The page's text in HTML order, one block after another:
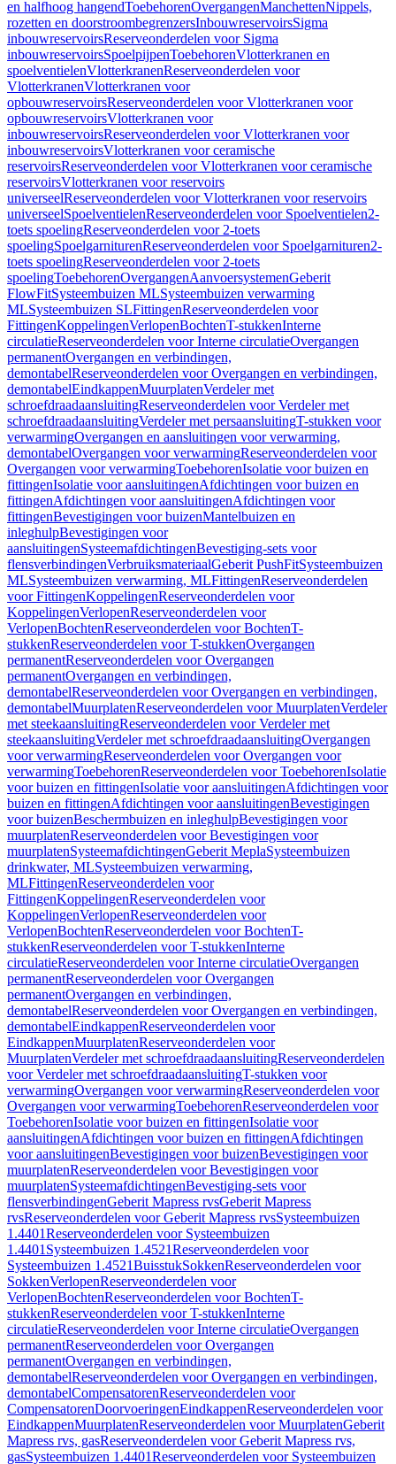
en halfhoog hangendToebehorenOvergangenManchettenNippels,
rozetten en doorstroombegrenzersInbouwreservoirsSigma
inbouwreservoirsReserveonderdelen voor Sigma
inbouwreservoirsSpoelpijpenToebehorenVlotterkranen en
spoelventielenVlotterkranenReserveonderdelen voor
VlotterkranenVlotterkranen voor
opbouwreservoirsReserveonderdelen voor Vlotterkranen voor
opbouwreservoirsVlotterkranen voor
inbouwreservoirsReserveonderdelen voor Vlotterkranen voor
inbouwreservoirsVlotterkranen voor ceramische
reservoirsReserveonderdelen voor Vlotterkranen voor ceramische
reservoirsVlotterkranen voor reservoirs
universeelReserveonderdelen voor Vlotterkranen voor reservoirs
universeelSpoelventielenReserveonderdelen voor Spoelventielen2-
toets spoelingReserveonderdelen voor 2-toets
spoelingSpoelgarniturenReserveonderdelen voor Spoelgarnituren2-
toets spoelingReserveonderdelen voor 2-toets
spoelingToebehorenOvergangenAanvoersystemenGeberit
FlowFitSysteembuizen MLSysteembuizen verwarming
MLSysteembuizen SLFittingenReserveonderdelen voor
FittingenKoppelingenVerlopenBochtenT-stukkenInterne
circulatieReserveonderdelen voor Interne circulatieOvergangen
permanentOvergangen en verbindingen,
demontabelReserveonderdelen voor Overgangen en verbindingen,
demontabelEindkappenMuurplatenVerdeler met
schroefdraadaansluitingReserveonderdelen voor Verdeler met
schroefdraadaansluitingVerdeler met persaansluitingT-stukken voor
verwarmingOvergangen en aansluitingen voor verwarming,
demontabelOvergangen voor verwarmingReserveonderdelen voor
Overgangen voor verwarmingToebehorenIsolatie voor buizen en
fittingenIsolatie voor aansluitingenAfdichtingen voor buizen en
fittingenAfdichtingen voor aansluitingenAfdichtingen voor
fittingenBevestigingen voor buizenMantelbuizen en
inleghulpBevestigingen voor
aansluitingenSysteemafdichtingenBevestiging-sets voor
flensverbindingenVerbruiksmateriaalGeberit PushFitSysteembuizen
MLSysteembuizen verwarming, MLFittingenReserveonderdelen
voor FittingenKoppelingenReserveonderdelen voor
KoppelingenVerlopenReserveonderdelen voor
VerlopenBochtenReserveonderdelen voor BochtenT-
stukkenReserveonderdelen voor T-stukkenOvergangen
permanentReserveonderdelen voor Overgangen
permanentOvergangen en verbindingen,
demontabelReserveonderdelen voor Overgangen en verbindingen,
demontabelMuurplatenReserveonderdelen voor MuurplatenVerdeler
met steekaansluitingReserveonderdelen voor Verdeler met
steekaansluitingVerdeler met schroefdraadaansluitingOvergangen
voor verwarmingReserveonderdelen voor Overgangen voor
verwarmingToebehorenReserveonderdelen voor ToebehorenIsolatie
voor buizen en fittingenIsolatie voor aansluitingenAfdichtingen voor
buizen en fittingenAfdichtingen voor aansluitingenBevestigingen
voor buizenBeschermbuizen en inleghulpBevestigingen voor
muurplatenReserveonderdelen voor Bevestigingen voor
muurplatenSysteemafdichtingenGeberit MeplaSysteembuizen
drinkwater, MLSysteembuizen verwarming,
MLFittingenReserveonderdelen voor
FittingenKoppelingenReserveonderdelen voor
KoppelingenVerlopenReserveonderdelen voor
VerlopenBochtenReserveonderdelen voor BochtenT-
stukkenReserveonderdelen voor T-stukkenInterne
circulatieReserveonderdelen voor Interne circulatieOvergangen
permanentReserveonderdelen voor Overgangen
permanentOvergangen en verbindingen,
demontabelReserveonderdelen voor Overgangen en verbindingen,
demontabelEindkappenReserveonderdelen voor
EindkappenMuurplatenReserveonderdelen voor
MuurplatenVerdeler met schroefdraadaansluitingReserveonderdelen
voor Verdeler met schroefdraadaansluitingT-stukken voor
verwarmingOvergangen voor verwarmingReserveonderdelen voor
Overgangen voor verwarmingToebehorenReserveonderdelen voor
ToebehorenIsolatie voor buizen en fittingenIsolatie voor
aansluitingenAfdichtingen voor buizen en fittingenAfdichtingen
voor aansluitingenBevestigingen voor buizenBevestigingen voor
muurplatenReserveonderdelen voor Bevestigingen voor
muurplatenSysteemafdichtingenBevestiging-sets voor
flensverbindingenGeberit Mapress rvsGeberit Mapress
rvsReserveonderdelen voor Geberit Mapress rvsSysteembuizen
1.4401Reserveonderdelen voor Systeembuizen
1.4401 Systeembuizen 1.4521Reserveonderdelen voor
Systeembuizen 1.4521BuisstukSokkenReserveonderdelen voor
SokkenVerlopenReserveonderdelen voor
VerlopenBochtenReserveonderdelen voor BochtenT-
stukkenReserveonderdelen voor T-stukkenInterne
circulatieReserveonderdelen voor Interne circulatieOvergangen
permanentReserveonderdelen voor Overgangen
permanentOvergangen en verbindingen,
demontabelReserveonderdelen voor Overgangen en verbindingen,
demontabelCompensatorenReserveonderdelen voor
CompensatorenDoorvoeringenEindkappenReserveonderdelen voor
EindkappenMuurplatenReserveonderdelen voor MuurplatenGeberit
Mapress rvs, gasReserveonderdelen voor Geberit Mapress rvs,
gasSysteembuizen 1.4401Reserveonderdelen voor Systeembuizen